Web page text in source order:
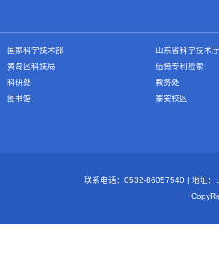
国家科学技术部
山东省科学技术厅
黄岛区科技局
佰腾专利检索
科研处
教务处
图书馆
泰安校区
联系电话：0532-86057540 | 地址：